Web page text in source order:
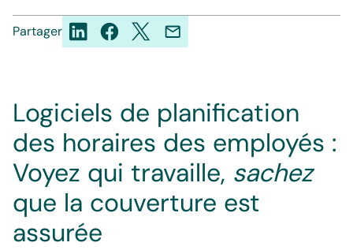
Partager
Logiciels de planification
des horaires des employés :
Voyez qui travaille, sachez
que la couverture est
assurée